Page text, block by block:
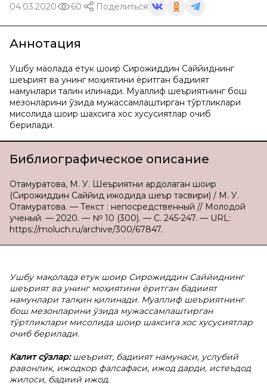
04.03.2020 60 Поделиться
Аннотация
Ушбу мақолада етук шоир Сирожиддин Саййиднинг
шеърият ва унинг моҳиятини ёритган бадиият
намунлари талқин қилинади. Муаллиф шеъриятнинг бош
мезонларини ўзида мужассамлаштирган тўртликлари
мисолида шоир шахсига хос хусусиятлар очиб
берилади.
Библиографическое описание
Отамуратова, М. У. Шеъриятни ардоқлаган шоир
(Сирожиддин Саййид ижодида шеър тасвири) / М. У.
Отамуратова. — Текст : непосредственный // Молодой
ученый. — 2020. — № 10 (300). — С. 245-247. — URL:
https://moluch.ru/archive/300/67847.
Ушбу мақолада етук шоир Сирожиддин Саййиднинг
шеърият ва унинг моҳиятини ёритган бадиият
намунлари талқин қилинади. Муаллиф шеъриятнинг
бош мезонларини ўзида мужассамлаштирган
тўртликлари мисолида шоир шахсига хос хусусиятлар
очиб берилади.
Калит сўзлар:шеърият, бадиият намунаси, услубий
равонлик, ижодкор фалсафаси, ижод дарди, истеъдод
жилоси, бадиий ижод.